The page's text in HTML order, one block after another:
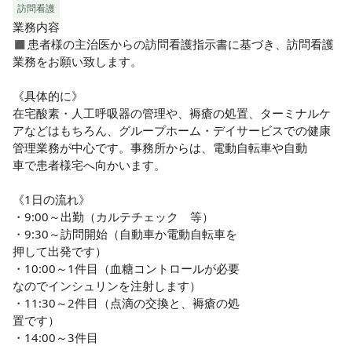
たたかい職場です。
訪問看護のスタッフは、看護師、准看護師、保健師、助産
師、理学療法士、作業療法士、言語聴覚士の国家資格者で
訪問します。
訪問看護は基本１：１ではありますが、「チームで動くこ
と」を大事にしています。
個々のスタッフがそれぞれの看護観で患者様に対応し、柔軟
性のある訪問看護を実践するとともに、チームで情報の共有
ービスを提供しています。
◆充実の待遇＆福利厚生◆
ケア21では正社員、パート、アルバイト問わず、昇給・賞与
あり（人事考課・業績による）、交通費実費支給、有給休
暇、夏期休暇、冬期休暇、慶弔休暇、各種社会保険完備、退
職金制度、組合制度、持株会制度、キャリア支援制度など待
遇・福利厚生も充実しているので、安心して長く働いていた
だけます。
訪問看護
業務内容
◼︎患者様の主治医からの訪問看護指示書に基づき、訪問看護
業務をお願い致します。
《具体的に》
在宅酸素・人工呼吸器の管理や、褥瘡の処置、ターミナルケ
アなどはもちろん、グループホーム・デイサービスでの健康
管理業務が中心です。事務所からは、電動自転車や自動
車で患者様宅へ向かいます。
《1日の流れ》
・9:00～出勤（カルテチェック　等）
・9:30～訪問開始（自動車か電動自転車を
押して出発です）
・10:00～1件目（血糖コントロールが必要
なのでインシュリンを注射します）
・11:30～2件目（点滴の交換と、褥瘡の処
置です）
・14:00～3件目